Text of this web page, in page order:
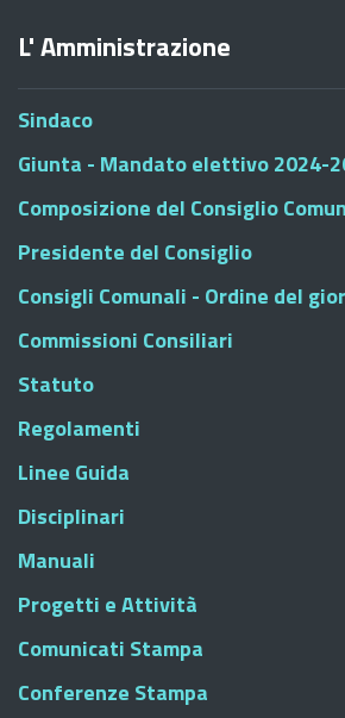
L' Amministrazione
Sindaco
Giunta - Mandato elettivo 2024-
Composizione del Consiglio
Presidente del Consiglio
Consigli Comunali - Ordine del
Commissioni Consiliari
Statuto
Regolamenti
Linee Guida
Disciplinari
Manuali
Progetti e Attività
Comunicati Stampa
Conferenze Stampa